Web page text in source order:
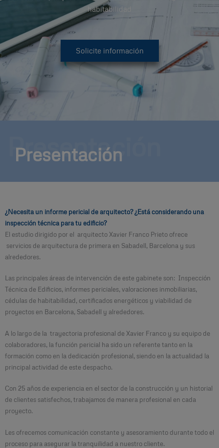
habitabilidad
Solicite información
Presentación
Presentación
¿Necesita un informe pericial de arquitecto? ¿Está considerando una
inspección técnica para tu edificio?
El estudio dirigido por el arquitecto Xavier Franco Prieto ofrece
servicios de arquitectura de primera en Sabadell, Barcelona y sus
alrededores.
Las principales áreas de intervención de este gabinete son: Inspección
Técnica de Edificios, informes periciales, valoraciones inmobiliarias,
cédulas de habitabilidad, certificados energéticos y viabilidad de
proyectos en Barcelona, Sabadell y alrededores.
A lo largo de la trayectoria profesional de Xavier Franco y su equipo de
colaboradores, la función pericial ha sido un referente tanto en la
formación como en la dedicación profesional, siendo en la actualidad la
principal actividad de este despacho.
Con 25 años de experiencia en el sector de la construcción y un historial
de clientes satisfechos, trabajamos de manera profesional en cada
proyecto.
Les ofrecemos comunicación constante y asesoramiento durante todo el
proceso para asegurar la tranquilidad a nuestro cliente.